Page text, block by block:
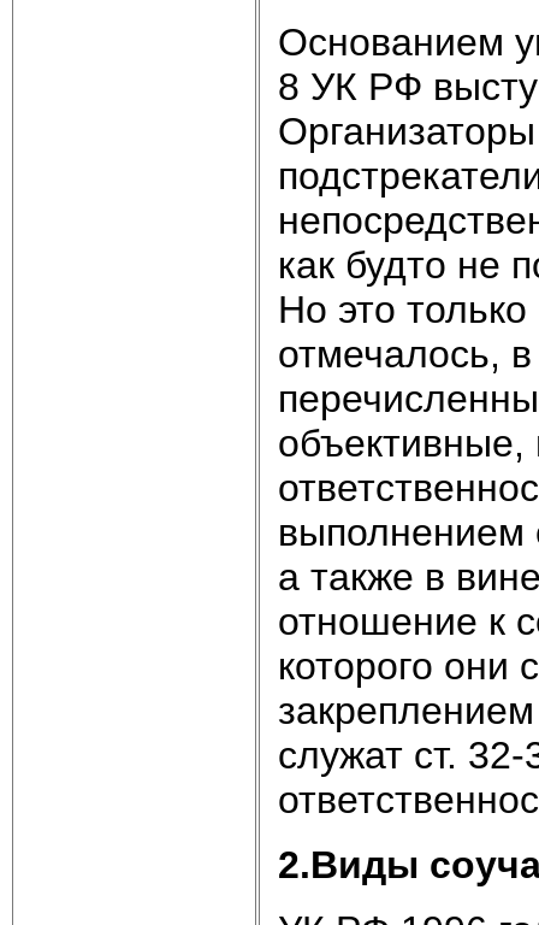
Основанием
8 УК РФ
как будто не
Но это
отмечалось,
объективные,
выполнением
а также в
отношение к
которого они
служат ст.
2.Виды